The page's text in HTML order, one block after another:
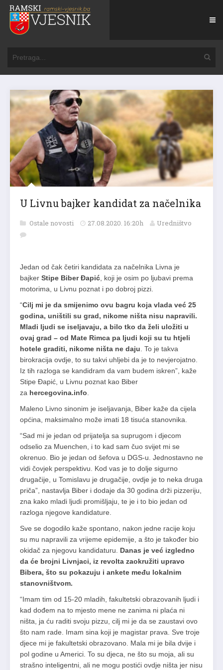
U Livnu bajker kandidat za načelnika
Ostale novosti 27.08.2020. 16:20h Uredništvo
Jedan od čak četiri kandidata za načelnika Livna je
bajker Stipe Biber Đapić , koji je osim po ljubavi prema
motorima, u Livnu poznat i po dobroj pizzi.
“Cilj mi je da smijenimo ovu bagru koja vlada već 25
godina, uništili su grad, nikome ništa nisu napravili.
Mladi ljudi se iseljavaju, a bilo tko da želi uložiti u
ovaj grad – od Mate Rimca pa ljudi koji su tu htjeli
hotele graditi, nikome ništa ne daju . To je takva
birokracija ovdje, to su takvi uhljebi da je to nevjerojatno.
Iz tih razloga se kandidram da vam budem iskren”, kaže
Stipe Đapić, u Livnu poznat kao Biber
za hercegovina.info
Maleno Livno sinonim je iseljavanja, Biber kaže da cijela
općina, maksimalno može imati 18 tisuća stanovnika.
“Sad mi je jedan od prijatelja sa suprugom i djecom
odselio za Muenchen, i to kad sam čuo svijet mi se
okrenuo. Bio je jedan od šefova u DGS-u. Jednostavno ne
vidi čovjek perspektivu. Kod vas je to dolje sigurno
drugačije, u Tomislavu je drugačije, ovdje je to neka druga
priča”, nastavlja Biber i dodaje da 30 godina drži pizzeriju,
zna kako mladi ljudi promišljaju, te je i to bio jedan od
razloga njegove kandidature.
Sve se dogodilo kaže spontano, nakon jedne racije koju
su mu napravili za vrijeme epidemije, a što je također bio
okidač za njegovu kandidaturu. Danas je već izgledno
da će brojni Livnjaci, iz revolta zaokružiti upravo
Bibera, što su pokazuju i ankete među lokalnim
stanovništvom.
“Imam tim od 15-20 mladih, fakultetski obrazovanih ljudi i
kad dođem na to mjesto mene ne zanima ni plaća ni
ništa, ja ću raditi svoju pizzu, cilj mi je da se zaustavi ovo
što nam rade. Imam sina koji je magistar prava. Sve troje
djece mi je fakultetski obrazovano. Mala mi je bila dvije i
pol godine u Americi. To su djeca, ne što su moja, ali su
strašno inteligentni, ali ne mogu postići ovdje ništa jer nisu